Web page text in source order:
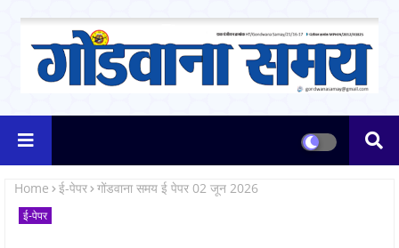
Home ई-पेपर गोंडवाना समय ई पेपर 02 जून 2026
ई-पेपर